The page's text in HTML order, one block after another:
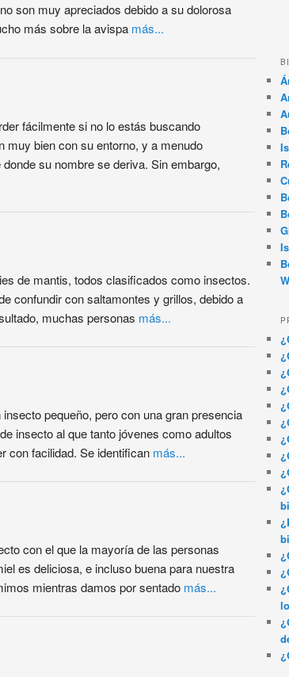
son muy apreciados debido a su dolorosa
más sobre la avispa más...
fácilmente si no lo estás buscando
bien con su entorno, y a menudo
su nombre se deriva. Sin embargo,
de mantis, todos clasificados como insectos.
confundir con saltamontes y grillos, debido a
muchas personas más...
pequeño, pero con una gran presencia
insecto al que tanto jóvenes como adultos
con facilidad. Se identifican más...
con el que la mayoría de las personas
es deliciosa, e incluso buena para nuestra
mientras damos por sentado más...